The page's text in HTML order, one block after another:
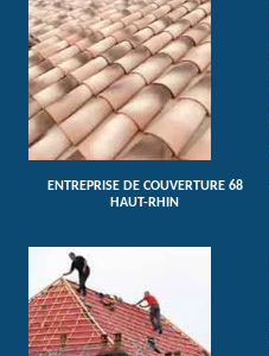
ENTREPRISE DE COUVERTURE 68
HAUT-RHIN